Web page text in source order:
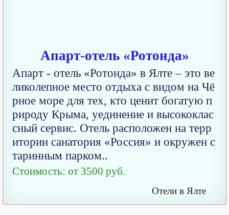
Апарт-отель «Ротонда»
Апарт - отель «Ротонда» в Ялте – это ве
ликолепное место отдыха с видом на Чё
рное море для тех, кто ценит богатую п
рироду Крыма, уединение и высококлас
сный сервис. Отель расположен на терр
итории санатория «Россия» и окружен с
таринным парком..
Стоимость: от 3500 руб.
Отели в Ялте